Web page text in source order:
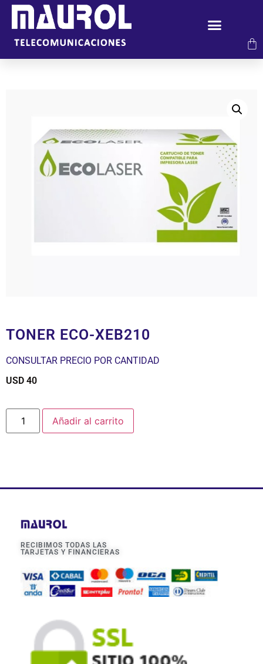
TONER ECO-XEB210
CONSULTAR PRECIO POR CANTIDAD
USD 40
Añadir al carrito
RECIBIMOS TODAS LAS
TARJETAS Y FINANCIERAS